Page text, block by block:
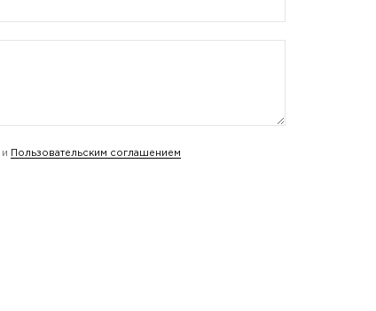
и Пользовательским соглашением